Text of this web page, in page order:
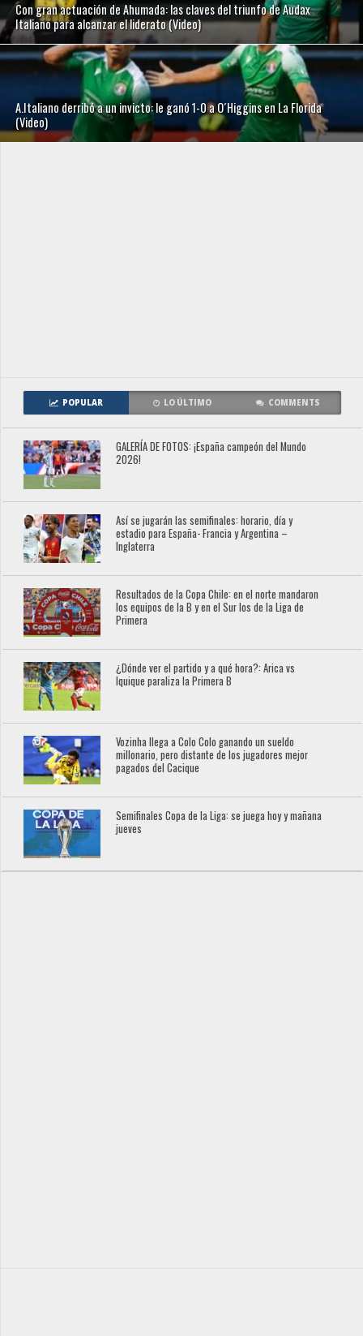
Con gran actuación de Ahumada: las claves del triunfo de Audax
Italiano para alcanzar el liderato (Video)
A.Italiano derribó a un invicto: le ganó 1-0 a O´Higgins en La Florida
(Video)
POPULAR LO ÚLTIMO COMMENTS
GALERÍA DE FOTOS: ¡España campeón del Mundo
2026!
Así se jugarán las semifinales: horario, día y
estadio para España- Francia y Argentina –
Inglaterra
Resultados de la Copa Chile: en el norte mandaron
los equipos de la B y en el Sur los de la Liga de
Primera
¿Dónde ver el partido y a qué hora?: Arica vs
Iquique paraliza la Primera B
Vozinha llega a Colo Colo ganando un sueldo
millonario, pero distante de los jugadores mejor
pagados del Cacique
Semifinales Copa de la Liga: se juega hoy y mañana
jueves